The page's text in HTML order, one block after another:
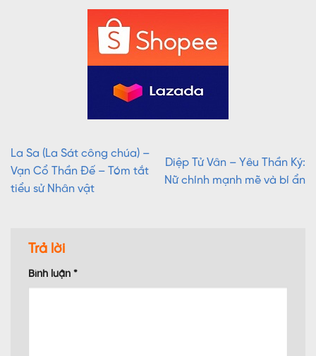
La Sa (La Sát công chúa) –
Vạn Cổ Thần Đế – Tóm tắt
tiểu sử Nhân vật
Diệp Tử Vân – Yêu Thần Ký:
Nữ chính mạnh mẽ và bí ẩn
Trả lời
Bình luận *